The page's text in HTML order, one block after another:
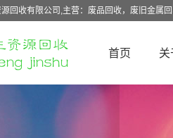
回收有限公司,主营：废品回收，废旧金属
首页 关